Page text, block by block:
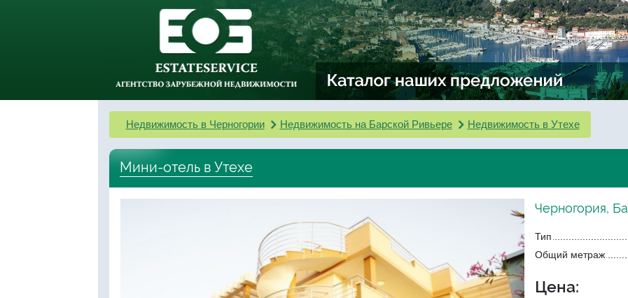
Недвижимость в Черногории Недвижимость на Барской Ривьере Недвижимость в Утехе
Мини-отель в Утехе
Черногория,
Тип
Общий метраж
Цена: